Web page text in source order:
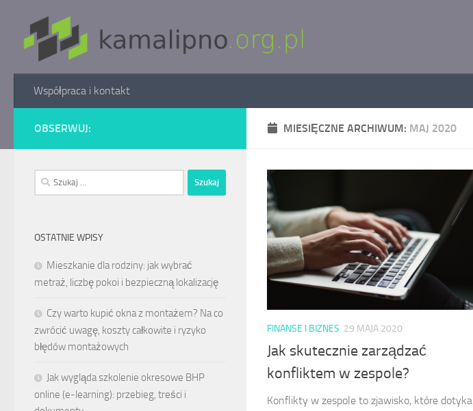
Skip to content
Współpraca i kontakt
MIESIĘCZNE ARCHIWUM: MAJ 2020
FINANSE I BIZNES 29 MAJA 2020
Jak skutecznie zarządzać
konfliktem w zespole?
Konflikty w zespole to zjawisko, które dotyka
OBSERWUJ:
Szukaj:
OSTATNIE WPISY
Mieszkanie dla rodziny: jak wybrać
metraż, liczbę pokoi i bezpieczną lokalizację
Czy warto kupić okna z montażem? Na co
zwrócić uwagę, koszty całkowite i ryzyko
błędów montażowych
Jak wygląda szkolenie okresowe BHP
online (e-learning): przebieg, treści i